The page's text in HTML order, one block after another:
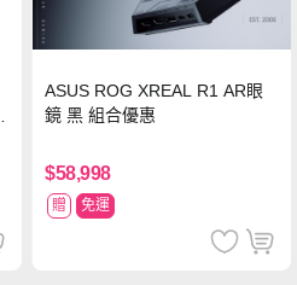
ASUS ROG XREAL R1 AR眼
鏡 黑 組合優惠
$58,998
贈 免運